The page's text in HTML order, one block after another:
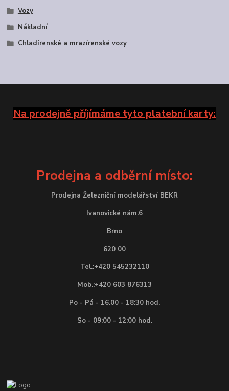
Vozy
Nákladní
Chladírenské a mrazírenské vozy
Na prodejně příjímáme tyto platební karty:
Prodejna a odběrní místo:
Prodejna Železniční modelářství BEKR
Ivanovické nám.6
Brno
620 00
Tel.:+420 545232110
Mob.:+420 603 876313
Po - Pá - 16.00 - 18:30 hod.
So - 09:00 - 12:00 hod.